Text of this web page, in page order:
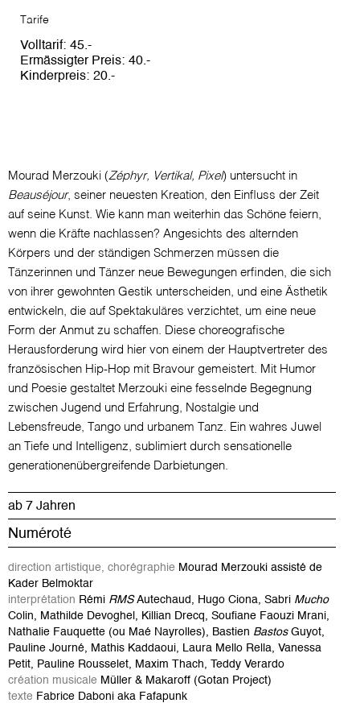
Tarife
Volltarif 45
Ermässigter Preis 40
Kinderpreis 20
Mourad Merzouki (Zéphyr, Vertikal, Pixel) untersucht in
Beauséjour, seiner neuesten Kreation, den Einfluss der Zeit
auf seine Kunst. Wie kann man weiterhin das Schöne feiern,
wenn die Kräfte nachlassen? Angesichts des alternden
Körpers und der ständigen Schmerzen müssen die
Tänzerinnen und Tänzer neue Bewegungen erfinden, die sich
von ihrer gewohnten Gestik unterscheiden, und eine Ästhetik
entwickeln, die auf Spektakuläres verzichtet, um eine neue
Form der Anmut zu schaffen. Diese choreografische
Herausforderung wird hier von einem der Hauptvertreter des
französischen Hip-Hop mit Bravour gemeistert. Mit Humor
und Poesie gestaltet Merzouki eine fesselnde Begegnung
zwischen Jugend und Erfahrung, Nostalgie und
Lebensfreude, Tango und urbanem Tanz. Ein wahres Juwel
an Tiefe und Intelligenz, sublimiert durch sensationelle
generationenübergreifende Darbietungen.
ab 7 Jahren
Numéroté
direction artistique, chorégraphie Mourad Merzouki assisté de
Kader Belmoktar
interprétation Rémi RMSAutechaud, Hugo Ciona, Sabri Mucho
Colin, Mathilde Devoghel, Killian Drecq, Soufiane Faouzi Mrani,
Nathalie Fauquette (ou Maé Nayrolles), Bastien Bastos Guyot,
Pauline Journé, Mathis Kaddaoui, Laura Mello Rella, Vanessa
Petit, Pauline Rousselet, Maxim Thach, Teddy Verardo
création musicale Müller & Makaroff (Gotan Project)
texte Fabrice Daboni aka Fafapunk